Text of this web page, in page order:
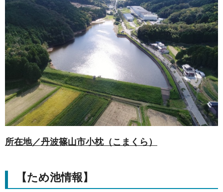
所在地／丹波篠山市小枕（こまくら）
【ため池情報】